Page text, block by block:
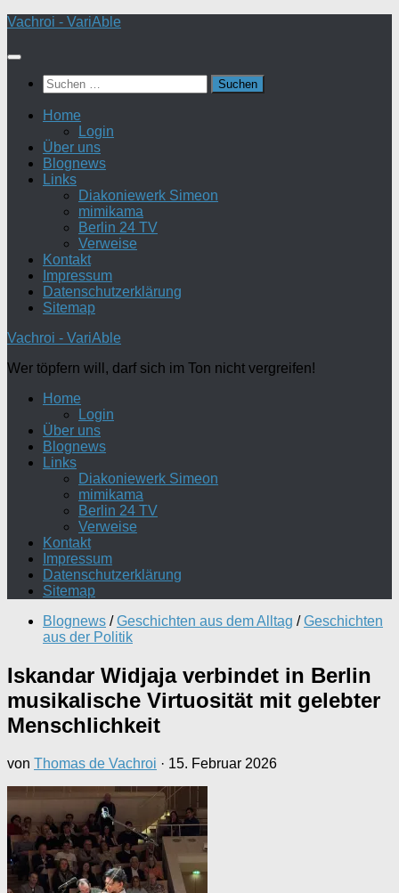
Zum
springen
Vachroi - VariAble
Suchen
nach:
Home
Login
Über uns
Blognews
Links
Diakoniewerk Simeon
mimikama
Berlin 24 TV
Verweise
Kontakt
Impressum
Datenschutzerklärung
Sitemap
Vachroi - VariAble
Wer töpfern will, darf sich im Ton nicht vergreifen!
Home
Login
Über uns
Blognews
Links
Diakoniewerk Simeon
mimikama
Berlin 24 TV
Verweise
Kontakt
Impressum
Datenschutzerklärung
Sitemap
Blognews / Geschichten aus dem Alltag / Geschichten
aus der Politik
Iskandar Widjaja verbindet in Berlin
musikalische Virtuosität mit gelebter
Menschlichkeit
von Thomas de Vachroi · 15. Februar 2026